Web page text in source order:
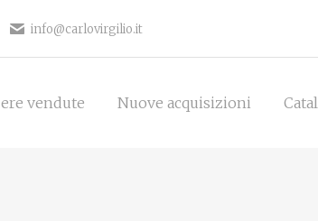
info@carlovirgilio.it
vendute Nuove acquisizioni